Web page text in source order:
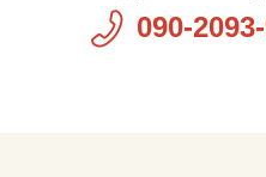
090-